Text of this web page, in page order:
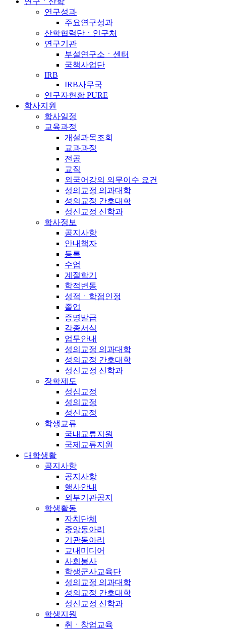
연구성과
주요연구성과
산학협력단ㆍ연구처
연구기관
부설연구소ㆍ센터
국책사업단
IRB
IRB사무국
연구자현황 PURE
학사지원
학사일정
교육과정
개설과목조회
교과과정
전공
교직
외국어강의 의무이수 요건
성의교정 의과대학
성의교정 간호대학
성신교정 신학과
학사정보
공지사항
안내책자
등록
수업
계절학기
학적변동
성적ㆍ학점인정
졸업
증명발급
각종서식
업무안내
성의교정 의과대학
성의교정 간호대학
성신교정 신학과
장학제도
성심교정
성의교정
성신교정
학생교류
국내교류지원
국제교류지원
대학생활
공지사항
공지사항
행사안내
외부기관공지
학생활동
자치단체
중앙동아리
기관동아리
교내미디어
사회봉사
학생군사교육단
성의교정 의과대학
성의교정 간호대학
성신교정 신학과
학생지원
취ㆍ창업교육